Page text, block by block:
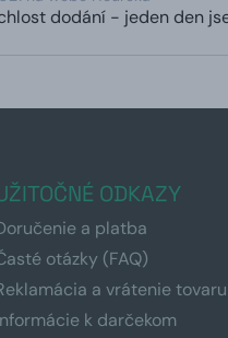
dodání - jeden den
ODKAZY
a platba
otázky (FAQ)
a vrátenie tovaru
k darčekom